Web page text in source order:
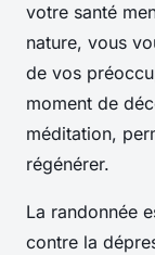
votre santé
nature, vous
de vos
moment de
méditation,
régénérer.
La randonnée
contre la